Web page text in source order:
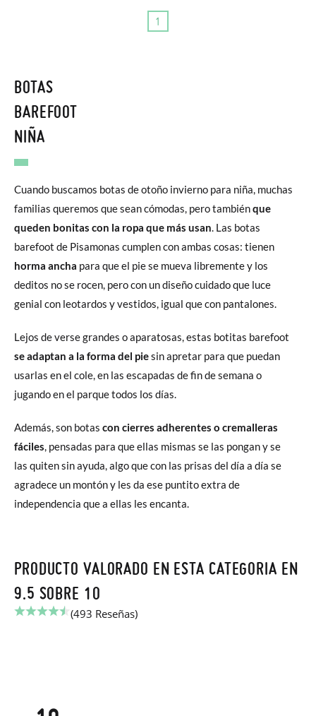
1
BOTAS
BAREFOOT
NIÑA
Cuando buscamos botas de otoño invierno para niña, muchas
familias queremos que sean cómodas, pero tambiénque
queden bonitas con la ropa que más usan. Las botas
barefoot de Pisamonas cumplen con ambas cosas: tienen
horma ancha para que el pie se mueva libremente y los
deditos no se rocen, pero con un diseño cuidado que luce
genial con leotardos y vestidos, igual que con pantalones.
Lejos de verse grandes o aparatosas, estas botitas barefoot
se adaptan a la forma del piesin apretar para que puedan
usarlas en el cole, en las escapadas de fin de semana o
jugando en el parque todos los días.
Además, son botas con cierres adherentes o cremalleras
fáciles, pensadas para que ellas mismas se las pongan y se
las quiten sin ayuda, algo que con las prisas del día a día se
agradece un montón y les da ese puntito extra de
independencia que a ellas les encanta.
PRODUCTO VALORADO EN ESTA CATEGORIA EN
9.5 SOBRE 10
(493 Reseñas)